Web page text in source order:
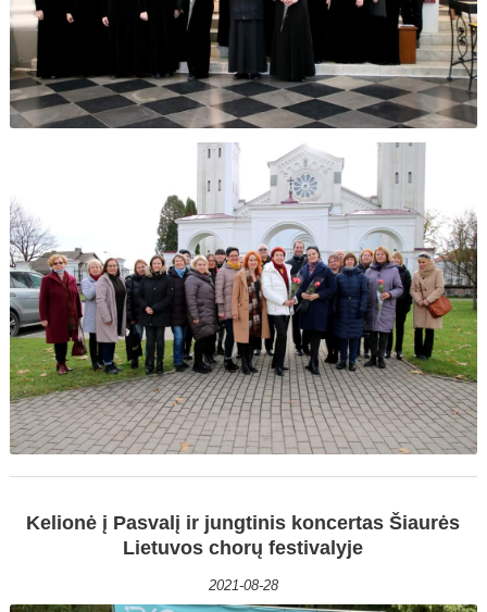
Kelionė į Pasvalį ir jungtinis koncertas Šiaurės
Lietuvos chorų festivalyje
2021-08-28